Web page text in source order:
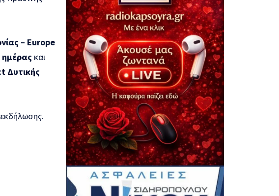
– Europe
ημέρας και
Δυτικής